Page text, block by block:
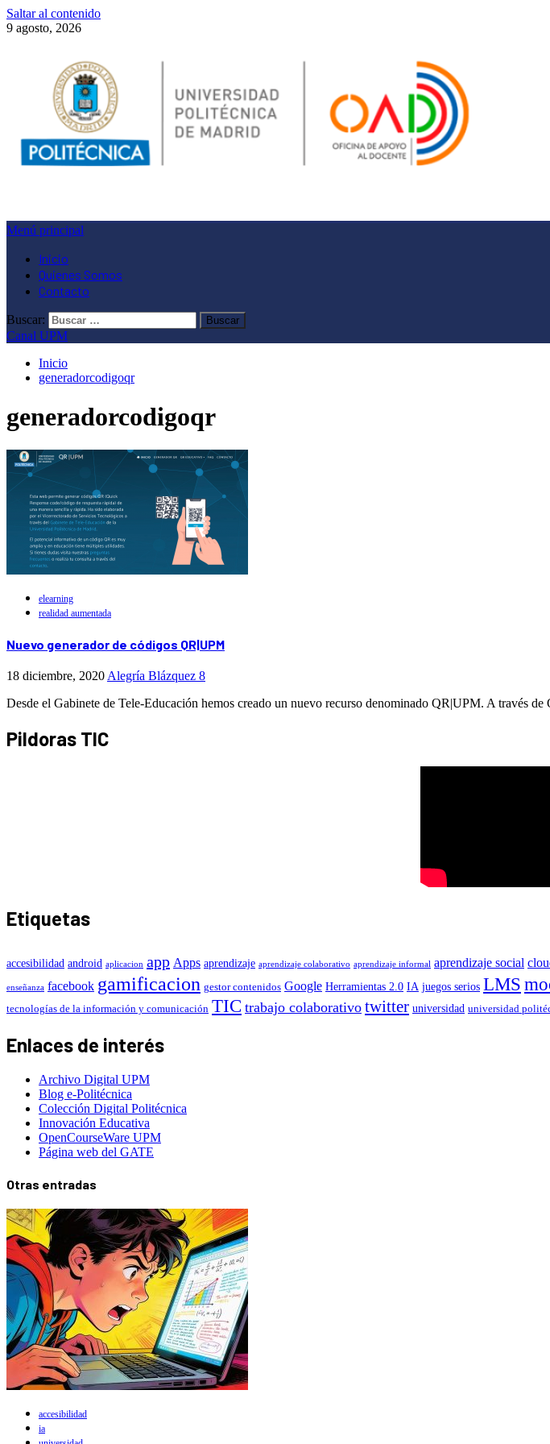
Saltar al contenido
9 agosto, 2026
Menú principal
Inicio
Quienes Somos
Contacto
Buscar:
Canal UPM
Inicio
generadorcodigoqr
generadorcodigoqr
elearning
realidad aumentada
Nuevo generador de códigos QR|UPM
18 diciembre, 2020Alegría Blázquez 8
Desde el Gabinete de Tele-Educación hemos creado un nuevo recurso denominado QR|UPM. A través
Pildoras TIC
Etiquetas
accesibilidad android aplicacion app Apps aprendizaje aprendizaje colaborativo aprendizaje informal aprendizaje social
enseñanza facebook gamificacion gestor contenidos Google Herramientas 2.0 IA juegos serios LMS
tecnologías de la información y comunicación TIC trabajo colaborativo twitter universidad universidad
Enlaces de interés
Archivo Digital UPM
Blog e-Politécnica
Colección Digital Politécnica
Innovación Educativa
OpenCourseWare UPM
Página web del GATE
Otras entradas
accesibilidad
ia